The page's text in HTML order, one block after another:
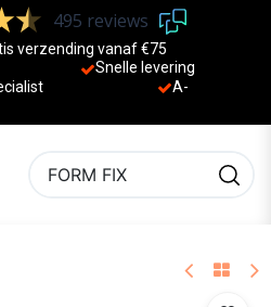
495 reviews
verzending vanaf €75
Sne lle levering
A-